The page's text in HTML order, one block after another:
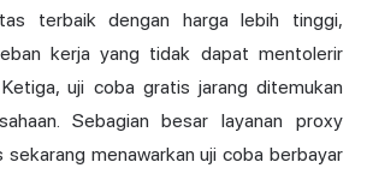
terbaik dengan harga lebih tinggi,
kerja yang tidak dapat mentolerir
uji coba gratis jarang ditemukan
Sebagian besar layanan proxy
menawarkan uji coba berbayar